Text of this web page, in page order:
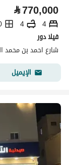
⃁770,000
4
4
فيلا دور
شارع احمد بن محمد
الإيميل